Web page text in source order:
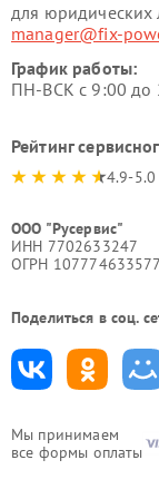
Мы принимаем
все формы оплаты
для юридических
manager@fix-
График работы:
ПН-ВСК с 9:00 до
Рейтинг
4.9-5.0
ООО "Русервис"
ИНН 7702633247
ОГРН
Поделиться в соц.